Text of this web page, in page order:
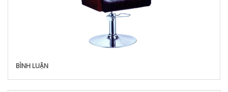
BÌNH LUẬN